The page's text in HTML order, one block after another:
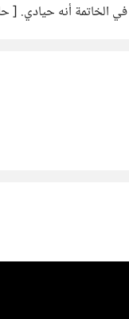
الخاتمة أنه حيادي.